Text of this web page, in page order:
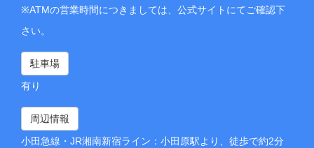
※ATMの営業時間につきましては、公式サイトにてご確認下
さい。
駐車場
有り
周辺情報
小田急線・JR湘南新宿ライン：小田原駅より、徒歩で約2分